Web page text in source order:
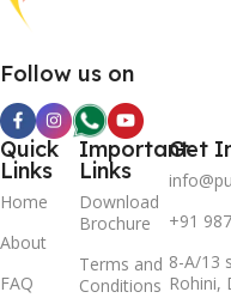
Follow us on
Quick
Links
Home
About
FAQ
Important
Links
Download
Brochure
Terms and
Conditions
Get
+91
8-A/13
Rohini,